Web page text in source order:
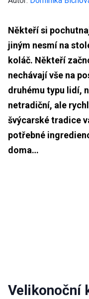
Někteří si
jiným nesmí na
koláč. Někteří
nechávají vše na
druhému typu lidí,
netradiční, ale
švýcarské tradice
potřebné
doma…
Velikonoční